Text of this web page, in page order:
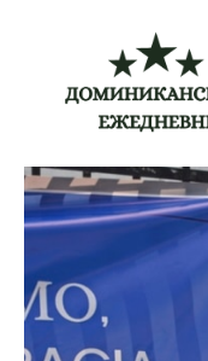
содержимому